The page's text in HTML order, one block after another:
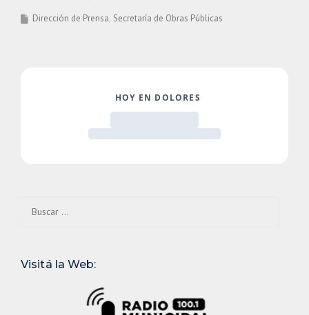
Dirección de Prensa Secretaría de Obras Públicas
Visitá la Web: